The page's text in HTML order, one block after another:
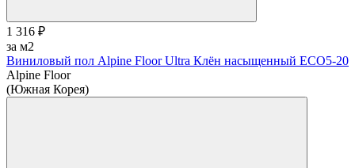
1 316 ₽
за м2
Виниловый пол Alpine Floor Ultra Клён насыщенный ЕСО5-20
Alpine Floor
(Южная Корея)